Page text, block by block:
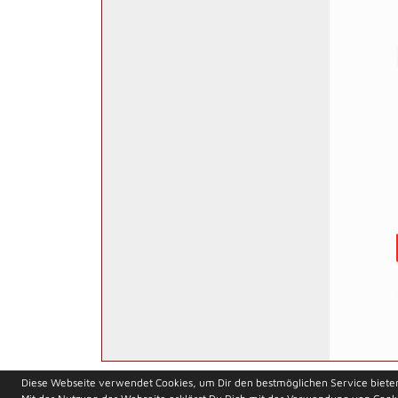
soccero.de
Diese Webseite verwendet Cookies, um Dir den bestmöglichen Service